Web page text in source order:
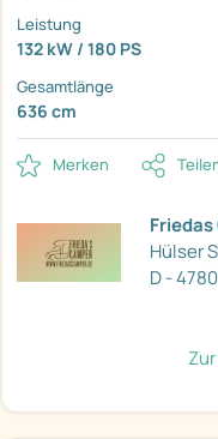
Leistung
132 kW / 180 PS
Gesamtlänge
636 cm
Merken
Friedas
Hülser
D -